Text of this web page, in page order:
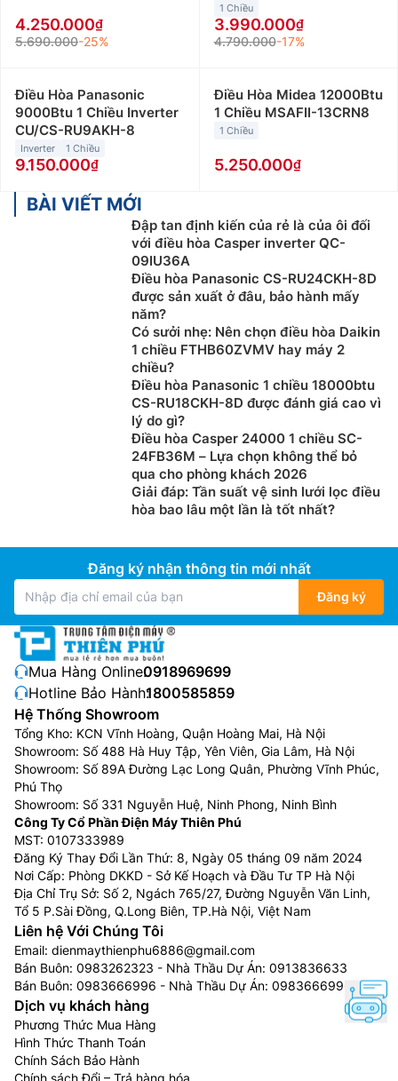
4.250.000
5.690.000-25%
1 Chiều
3.990.000
4.790.000-17%
Điều Hòa Panasonic
9000Btu 1 Chiều Inverter
CU/CS-RU9AKH-8
Inverter 1 Chiều
9.150.000
Điều Hòa Midea 12000Btu
1 Chiều MSAFII-13CRN8
1 Chiều
5.250.000
BÀI VIẾT MỚI
Đập tan định kiến của rẻ là của ôi đối
với điều hòa Casper inverter QC-
09IU36A
Điều hòa Panasonic CS-RU24CKH-8D
được sản xuất ở đâu, bảo hành mấy
năm?
Có sưởi nhẹ: Nên chọn điều hòa Daikin
1 chiều FTHB60ZVMV hay máy 2
chiều?
Điều hòa Panasonic 1 chiều 18000btu
CS-RU18CKH-8D được đánh giá cao vì
lý do gì?
Điều hòa Casper 24000 1 chiều SC-
24FB36M – Lựa chọn không thể bỏ
qua cho phòng khách 2026
Giải đáp: Tần suất vệ sinh lưới lọc điều
hòa bao lâu một lần là tốt nhất?
Đăng ký nhận thông tin mới nhất
Đăng ký
Mua Hàng Online:0918969699
Hotline Bảo Hành:1800585859
Hệ Thống Showroom
Tổng Kho: KCN Vĩnh Hoàng, Quận Hoàng Mai, Hà Nội
Showroom: Số 488 Hà Huy Tập, Yên Viên, Gia Lâm, Hà Nội
Showroom: Số 89A Đường Lạc Long Quân, Phường Vĩnh Phúc,
Phú Thọ
Showroom: Số 331 Nguyễn Huệ, Ninh Phong, Ninh Bình
Công Ty Cổ Phần Điện Máy Thiên Phú
MST: 0107333989
Đăng Ký Thay Đổi Lần Thứ: 8, Ngày 05 tháng 09 năm 2024
Nơi Cấp: Phòng DKKD - Sở Kế Hoạch và Đầu Tư TP Hà Nội
Địa Chỉ Trụ Sở: Số 2, Ngách 765/27, Đường Nguyễn Văn Linh,
Tổ 5 P.Sài Đồng, Q.Long Biên, TP.Hà Nội, Việt Nam
Liên hệ Với Chúng Tôi
Email: dienmaythienphu6886@gmail.com
Bán Buôn: 0983262323 - Nhà Thầu Dự Án: 0913836633
Bán Buôn: 0983666996 - Nhà Thầu Dự Án: 0983666996
Dịch vụ khách hàng
Phương Thức Mua Hàng
Hình Thức Thanh Toán
Chính Sách Bảo Hành
Chính sách Đổi – Trả hàng hóa